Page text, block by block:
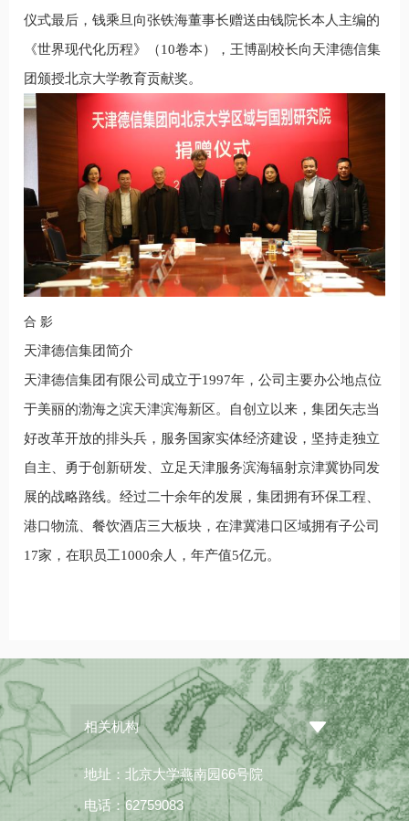
仪式最后，钱乘旦向张铁海董事长赠送由钱院长本人主编的
《世界现代化历程》（10卷本），王博副校长向天津德信集
团颁授北京大学教育贡献奖。
合 影
天津德信集团简介
天津德信集团有限公司成立于1997年，公司主要办公地点位
于美丽的渤海之滨天津滨海新区。自创立以来，集团矢志当
好改革开放的排头兵，服务国家实体经济建设，坚持走独立
自主、勇于创新研发、立足天津服务滨海辐射京津冀协同发
展的战略路线。经过二十余年的发展，集团拥有环保工程、
港口物流、餐饮酒店三大板块，在津冀港口区域拥有子公司
17家，在职员工1000余人，年产值5亿元。
相关机构
地址：北京大学燕南园66号院
电话：62759083